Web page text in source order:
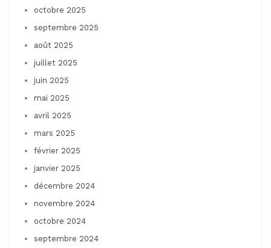
octobre 2025
septembre 2025
août 2025
juillet 2025
juin 2025
mai 2025
avril 2025
mars 2025
février 2025
janvier 2025
décembre 2024
novembre 2024
octobre 2024
septembre 2024